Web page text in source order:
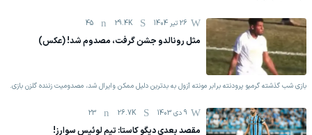
26 تیر 1404 29.4K
45
مثل رونالدو جشن گرفت، مصدوم شد! (عکس)
بازی شب گذشته گرمیو پرودنته برابر مونته آزول به بدترین دلیل ممکن وایرال شد، مصدومیت زننده گلزن بازی.
9 دی 1403 26.7K
23
مقصد بعدی دیگو کاستا: تیم لوئیس سوارز!